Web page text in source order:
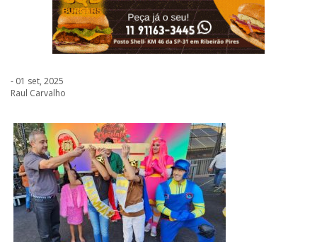
- 01 set, 2025
Raul Carvalho